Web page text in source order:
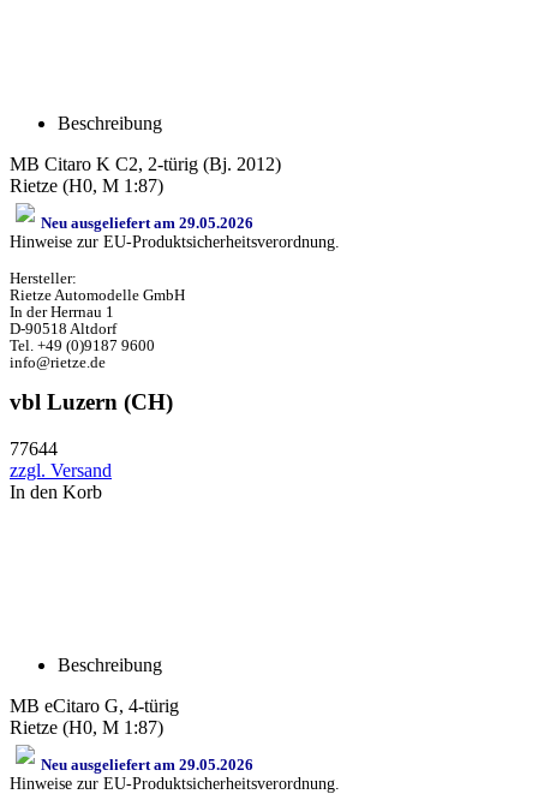
Beschreibung
MB Citaro K C2, 2-türig (Bj. 2012)
Rietze (H0, M 1:87)
Neu ausgeliefert am 29.05.2026
Hinweise zur EU-Produktsicherheitsverordnung.
Hersteller:
Rietze Automodelle GmbH
In der Herrnau 1
D-90518 Altdorf
Tel. +49 (0)9187 9600
info@rietze.de
vbl Luzern (CH)
77644
zzgl. Versand
In den Korb
Beschreibung
MB eCitaro G, 4-türig
Rietze (H0, M 1:87)
Neu ausgeliefert am 29.05.2026
Hinweise zur EU-Produktsicherheitsverordnung.